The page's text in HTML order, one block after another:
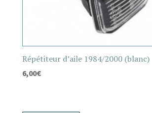
Répétiteur d’aile 1984/2000 (blanc)
6,00€